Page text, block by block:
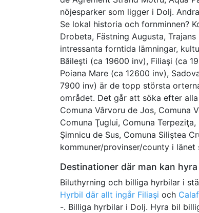
nöjesparker som ligger i Dolj.
Se lokal historia och fornminnen?
Drobeta, Fästning Augusta,
intressanta forntida lämningar,
Băileşti (ca 19600 inv), Filiaşi (ca
Poiana Mare (ca 12600 inv),
7900 inv) är de topp största
området. Det går att söka efter
Comuna Vârvoru de Jos, Comuna
Comuna Ţuglui, Comuna
Şimnicu de Sus, Comuna Siliştea
kommuner/provinser/county i länet
Destinationer där man kan
Biluthyrning och billiga hyrbilar i
Hyrbil där allt ingår Filiaşi och
-. Billiga hyrbilar i Dolj. Hyra bil